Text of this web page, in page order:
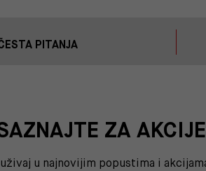
PITANJA
ZA
u najnovijim popustima i